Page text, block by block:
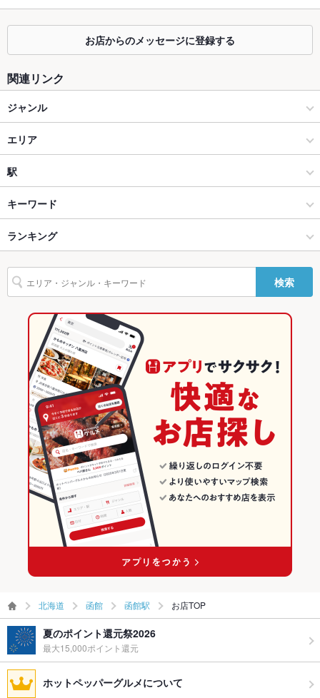
掘りごたつ なし
貸切不可 ：貸切可能40名迄
設備
Wi-Fi
バリアフリ
ー
駐車場
なし ：近くに終日500円パーキングあり。お問い合わせくださ
その他設備 －
その他
あり
食べ放題 なし
お子様連れ お子様連れOK
ウェディン
グパーティ
ー二次会
－
－
お店からのメッセージに登録する
関連リンク
ジャンル
居酒屋
海鮮
函館 × 居酒屋
函館 × 海鮮
函館駅前駅 × 居酒屋
函館駅前駅 × 海鮮
エリア
函館駅
函館駅 × 居酒屋
函館駅 × 海鮮
北海道
北海道 × 居酒屋
北海道 × 海鮮
駅
函館駅前駅
キーワード
卵焼き からあげ
海鮮丼 石狩鍋 アヒージョ 生ハム
ランキング
北海道のグルメランキング
北海道の居酒屋ランキング
北海道の海鮮ランキング
函館のグルメランキング
函館の居酒屋ランキング
函館の海鮮ランキング
函館駅のグルメランキング
函館駅の居酒屋ランキング
函館駅の海鮮ランキング
検索
北海道 函館 函館駅 お店TOP
夏のポイント還元祭2026
最大15,000ポイント還元
ホットペッパーグルメについて